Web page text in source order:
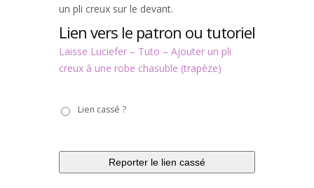
un pli creux sur le devant.
Lien vers le patron ou tutoriel
Laisse Luciefer – Tuto – Ajouter un pli
creux à une robe chasuble (trapèze)
casséLien cassé ?